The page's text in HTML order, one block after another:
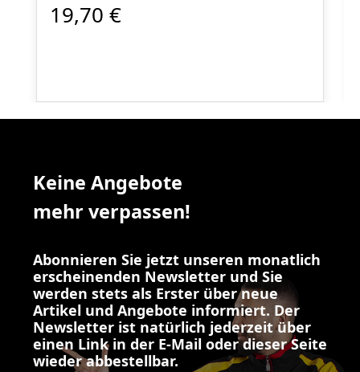
19,70 €
Keine Angebote
mehr verpassen!
Abonnieren Sie jetzt unseren monatlich
erscheinenden Newsletter und Sie
werden stets als Erster über neue
Artikel und Angebote informiert. Der
Newsletter ist natürlich jederzeit über
einen Link in der E-Mail oder dieser Seite
wieder abbestellbar.